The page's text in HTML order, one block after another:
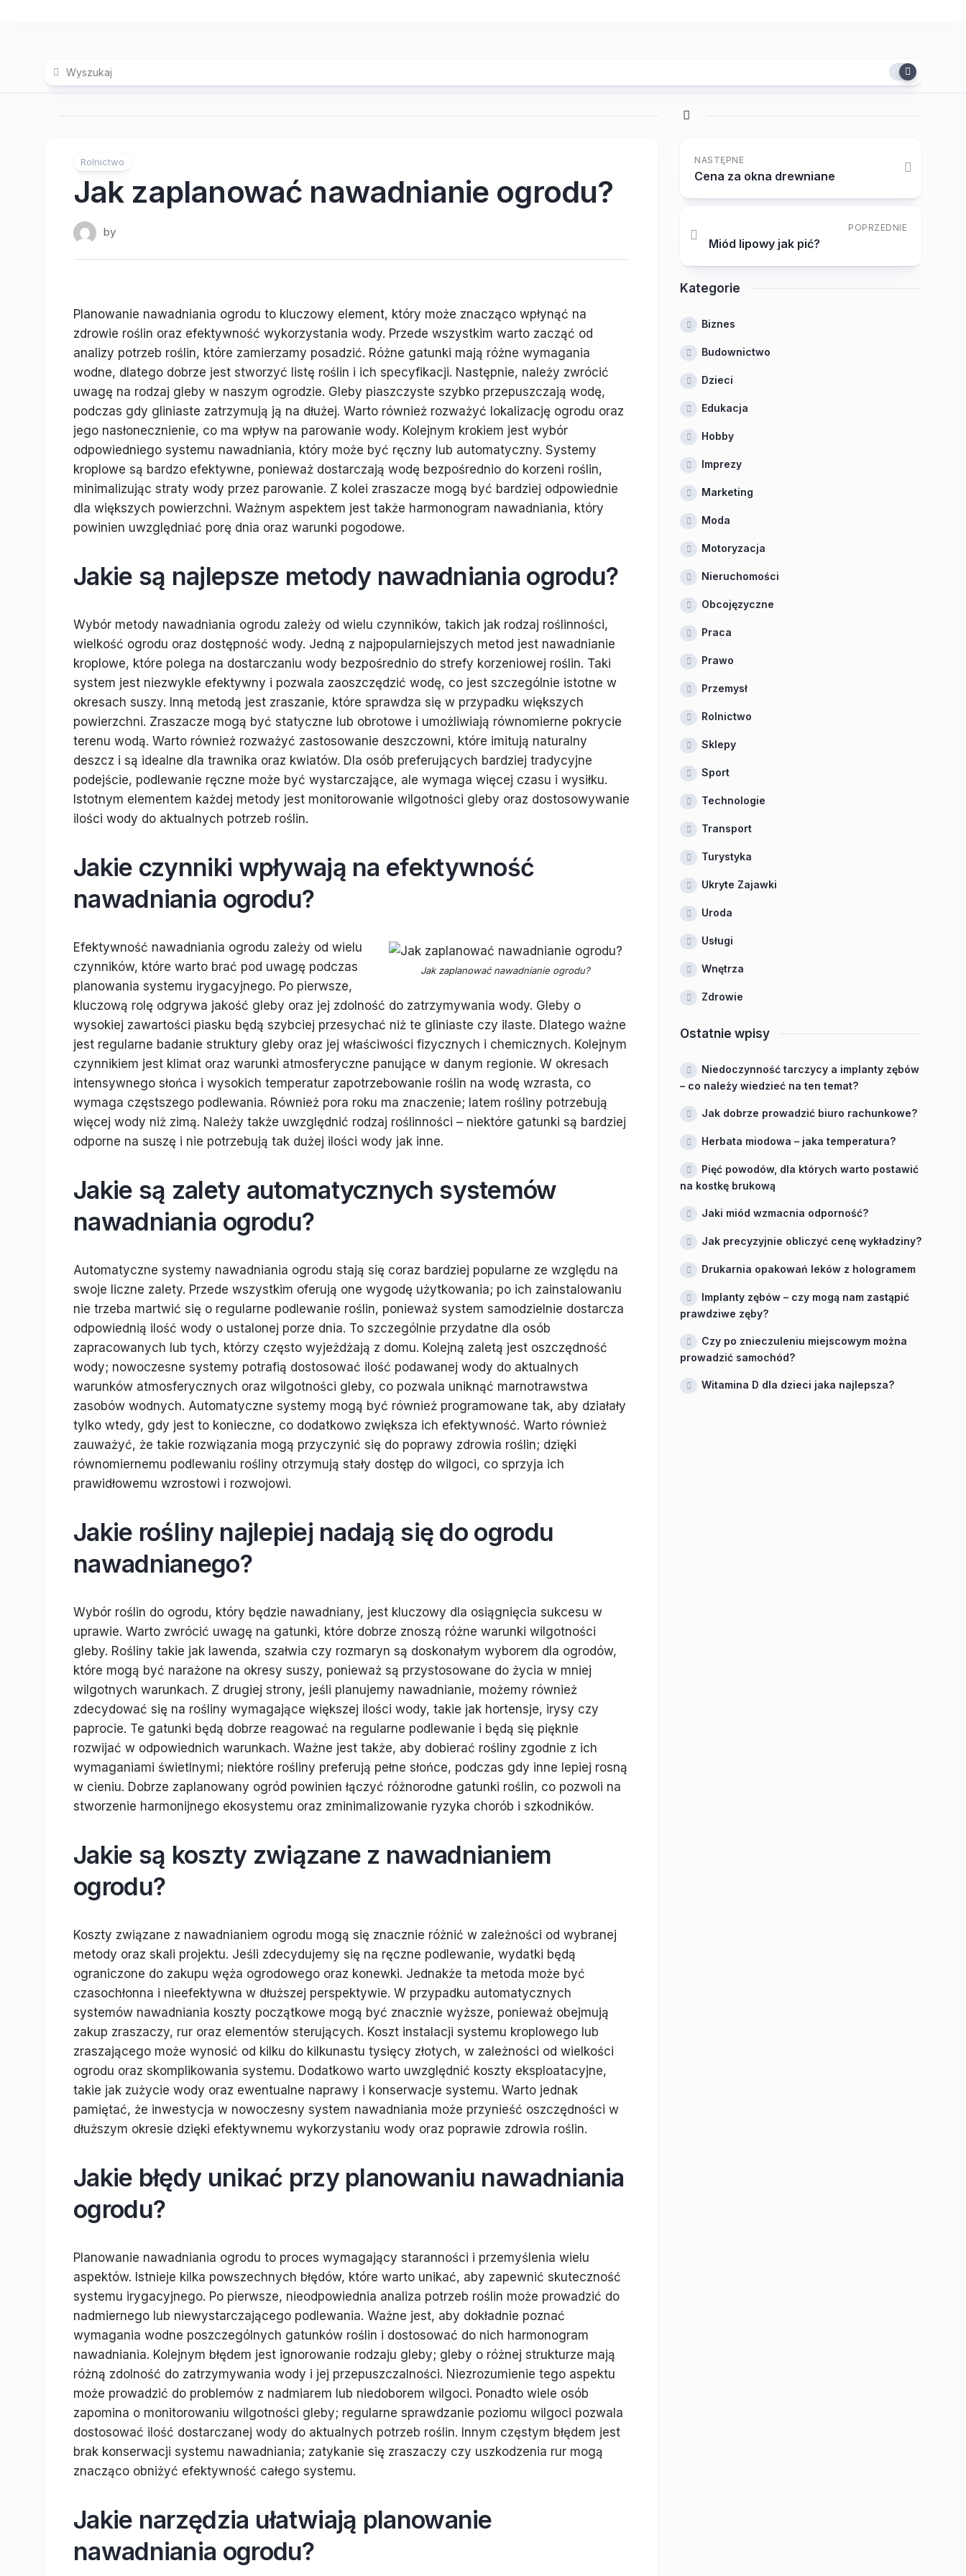
Rolnictwo
Jak zaplanować nawadnianie ogrodu?
by
Planowanie nawadniania ogrodu to kluczowy element, który może znacząco wpłynąć na
zdrowie roślin oraz efektywność wykorzystania wody. Przede wszystkim warto zacząć od
analizy potrzeb roślin, które zamierzamy posadzić. Różne gatunki mają różne wymagania
wodne, dlatego dobrze jest stworzyć listę roślin i ich specyfikacji. Następnie, należy zwrócić
uwagę na rodzaj gleby w naszym ogrodzie. Gleby piaszczyste szybko przepuszczają wodę,
podczas gdy gliniaste zatrzymują ją na dłużej. Warto również rozważyć lokalizację ogrodu oraz
jego nasłonecznienie, co ma wpływ na parowanie wody. Kolejnym krokiem jest wybór
odpowiedniego systemu nawadniania, który może być ręczny lub automatyczny. Systemy
kroplowe są bardzo efektywne, ponieważ dostarczają wodę bezpośrednio do korzeni roślin,
minimalizując straty wody przez parowanie. Z kolei zraszacze mogą być bardziej odpowiednie
dla większych powierzchni. Ważnym aspektem jest także harmonogram nawadniania, który
powinien uwzględniać porę dnia oraz warunki pogodowe.
Jakie są najlepsze metody nawadniania ogrodu?
Wybór metody nawadniania ogrodu zależy od wielu czynników, takich jak rodzaj roślinności,
wielkość ogrodu oraz dostępność wody. Jedną z najpopularniejszych metod jest nawadnianie
kroplowe, które polega na dostarczaniu wody bezpośrednio do strefy korzeniowej roślin. Taki
system jest niezwykle efektywny i pozwala zaoszczędzić wodę, co jest szczególnie istotne w
okresach suszy. Inną metodą jest zraszanie, które sprawdza się w przypadku większych
powierzchni. Zraszacze mogą być statyczne lub obrotowe i umożliwiają równomierne pokrycie
terenu wodą. Warto również rozważyć zastosowanie deszczowni, które imitują naturalny
deszcz i są idealne dla trawnika oraz kwiatów. Dla osób preferujących bardziej tradycyjne
podejście, podlewanie ręczne może być wystarczające, ale wymaga więcej czasu i wysiłku.
Istotnym elementem każdej metody jest monitorowanie wilgotności gleby oraz dostosowywanie
ilości wody do aktualnych potrzeb roślin.
Jakie czynniki wpływają na efektywność
nawadniania ogrodu?
Jak zaplanować nawadnianie ogrodu?
Efektywność nawadniania ogrodu zależy od wielu
czynników, które warto brać pod uwagę podczas
planowania systemu irygacyjnego. Po pierwsze,
kluczową rolę odgrywa jakość gleby oraz jej zdolność do zatrzymywania wody. Gleby o
wysokiej zawartości piasku będą szybciej przesychać niż te gliniaste czy ilaste. Dlatego ważne
jest regularne badanie struktury gleby oraz jej właściwości fizycznych i chemicznych. Kolejnym
czynnikiem jest klimat oraz warunki atmosferyczne panujące w danym regionie. W okresach
intensywnego słońca i wysokich temperatur zapotrzebowanie roślin na wodę wzrasta, co
wymaga częstszego podlewania. Również pora roku ma znaczenie; latem rośliny potrzebują
więcej wody niż zimą. Należy także uwzględnić rodzaj roślinności – niektóre gatunki są bardziej
odporne na suszę i nie potrzebują tak dużej ilości wody jak inne.
Jakie są zalety automatycznych systemów
nawadniania ogrodu?
Automatyczne systemy nawadniania ogrodu stają się coraz bardziej popularne ze względu na
swoje liczne zalety. Przede wszystkim oferują one wygodę użytkowania; po ich zainstalowaniu
nie trzeba martwić się o regularne podlewanie roślin, ponieważ system samodzielnie dostarcza
odpowiednią ilość wody o ustalonej porze dnia. To szczególnie przydatne dla osób
zapracowanych lub tych, którzy często wyjeżdżają z domu. Kolejną zaletą jest oszczędność
wody; nowoczesne systemy potrafią dostosować ilość podawanej wody do aktualnych
warunków atmosferycznych oraz wilgotności gleby, co pozwala uniknąć marnotrawstwa
zasobów wodnych. Automatyczne systemy mogą być również programowane tak, aby działały
tylko wtedy, gdy jest to konieczne, co dodatkowo zwiększa ich efektywność. Warto również
zauważyć, że takie rozwiązania mogą przyczynić się do poprawy zdrowia roślin; dzięki
równomiernemu podlewaniu rośliny otrzymują stały dostęp do wilgoci, co sprzyja ich
prawidłowemu wzrostowi i rozwojowi.
Jakie rośliny najlepiej nadają się do ogrodu
nawadnianego?
Wybór roślin do ogrodu, który będzie nawadniany, jest kluczowy dla osiągnięcia sukcesu w
uprawie. Warto zwrócić uwagę na gatunki, które dobrze znoszą różne warunki wilgotności
gleby. Rośliny takie jak lawenda, szałwia czy rozmaryn są doskonałym wyborem dla ogrodów,
które mogą być narażone na okresy suszy, ponieważ są przystosowane do życia w mniej
wilgotnych warunkach. Z drugiej strony, jeśli planujemy nawadnianie, możemy również
zdecydować się na rośliny wymagające większej ilości wody, takie jak hortensje, irysy czy
paprocie. Te gatunki będą dobrze reagować na regularne podlewanie i będą się pięknie
rozwijać w odpowiednich warunkach. Ważne jest także, aby dobierać rośliny zgodnie z ich
wymaganiami świetlnymi; niektóre rośliny preferują pełne słońce, podczas gdy inne lepiej rosną
w cieniu. Dobrze zaplanowany ogród powinien łączyć różnorodne gatunki roślin, co pozwoli na
stworzenie harmonijnego ekosystemu oraz zminimalizowanie ryzyka chorób i szkodników.
Jakie są koszty związane z nawadnianiem
ogrodu?
Koszty związane z nawadnianiem ogrodu mogą się znacznie różnić w zależności od wybranej
metody oraz skali projektu. Jeśli zdecydujemy się na ręczne podlewanie, wydatki będą
ograniczone do zakupu węża ogrodowego oraz konewki. Jednakże ta metoda może być
czasochłonna i nieefektywna w dłuższej perspektywie. W przypadku automatycznych
systemów nawadniania koszty początkowe mogą być znacznie wyższe, ponieważ obejmują
zakup zraszaczy, rur oraz elementów sterujących. Koszt instalacji systemu kroplowego lub
zraszającego może wynosić od kilku do kilkunastu tysięcy złotych, w zależności od wielkości
ogrodu oraz skomplikowania systemu. Dodatkowo warto uwzględnić koszty eksploatacyjne,
takie jak zużycie wody oraz ewentualne naprawy i konserwacje systemu. Warto jednak
pamiętać, że inwestycja w nowoczesny system nawadniania może przynieść oszczędności w
dłuższym okresie dzięki efektywnemu wykorzystaniu wody oraz poprawie zdrowia roślin.
Jakie błędy unikać przy planowaniu nawadniania
ogrodu?
Planowanie nawadniania ogrodu to proces wymagający staranności i przemyślenia wielu
aspektów. Istnieje kilka powszechnych błędów, które warto unikać, aby zapewnić skuteczność
systemu irygacyjnego. Po pierwsze, nieodpowiednia analiza potrzeb roślin może prowadzić do
nadmiernego lub niewystarczającego podlewania. Ważne jest, aby dokładnie poznać
wymagania wodne poszczególnych gatunków roślin i dostosować do nich harmonogram
nawadniania. Kolejnym błędem jest ignorowanie rodzaju gleby; gleby o różnej strukturze mają
różną zdolność do zatrzymywania wody i jej przepuszczalności. Niezrozumienie tego aspektu
może prowadzić do problemów z nadmiarem lub niedoborem wilgoci. Ponadto wiele osób
zapomina o monitorowaniu wilgotności gleby; regularne sprawdzanie poziomu wilgoci pozwala
dostosować ilość dostarczanej wody do aktualnych potrzeb roślin. Innym częstym błędem jest
brak konserwacji systemu nawadniania; zatykanie się zraszaczy czy uszkodzenia rur mogą
znacząco obniżyć efektywność całego systemu.
Jakie narzędzia ułatwiają planowanie
nawadniania ogrodu?
NASTĘPNE
Cena za okna drewniane
POPRZEDNIE
Miód lipowy jak pić?
Kategorie
Biznes
Budownictwo
Dzieci
Edukacja
Hobby
Imprezy
Marketing
Moda
Motoryzacja
Nieruchomości
Obcojęzyczne
Praca
Prawo
Przemysł
Rolnictwo
Sklepy
Sport
Technologie
Transport
Turystyka
Ukryte Zajawki
Uroda
Usługi
Wnętrza
Zdrowie
Ostatnie wpisy
Niedoczynność tarczycy a implanty zębów
– co należy wiedzieć na ten temat?
Jak dobrze prowadzić biuro rachunkowe?
Herbata miodowa – jaka temperatura?
Pięć powodów, dla których warto postawić
na kostkę brukową
Jaki miód wzmacnia odporność?
Jak precyzyjnie obliczyć cenę wykładziny?
Drukarnia opakowań leków z hologramem
Implanty zębów – czy mogą nam zastąpić
prawdziwe zęby?
Czy po znieczuleniu miejscowym można
prowadzić samochód?
Witamina D dla dzieci jaka najlepsza?